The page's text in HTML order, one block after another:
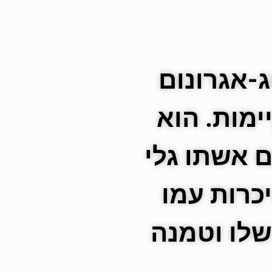
אגרונום
הוא
כ-20 שנים עם אשתו גלי
של היכרות עמו
וטמנה